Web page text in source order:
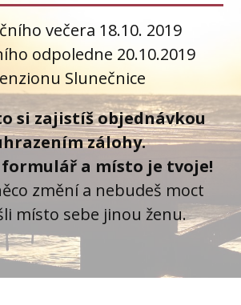
večera 18.10. 2019
odpoledne 20.10.2019
Slunečnice
si zajistíš objednávkou
zálohy.
a místo je tvoje!
změní a nebudeš moct
místo sebe jinou ženu.